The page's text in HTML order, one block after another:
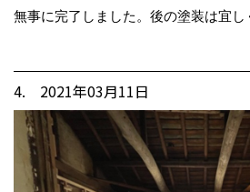
無事に完了しました。後の塗装は宜し
4. 2021年03月11日